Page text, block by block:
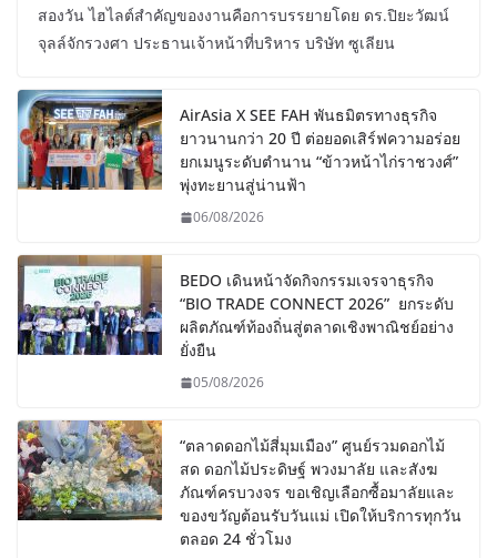
สองวัน ไฮไลต์สำคัญของงานคือการบรรยายโดย ดร.ปิยะวัฒน์
จุลล์จักรวงศา ประธานเจ้าหน้าที่บริหาร บริษัท ซูเลียน
AirAsia X SEE FAH พันธมิตรทางธุรกิจ
ยาวนานกว่า 20 ปี ต่อยอดเสิร์ฟความอร่อย
ยกเมนูระดับตำนาน “ข้าวหน้าไก่ราชวงศ์”
พุ่งทะยานสู่น่านฟ้า
06/08/2026
BEDO เดินหน้าจัดกิจกรรมเจรจาธุรกิจ
“BIO TRADE CONNECT 2026” ยกระดับ
ผลิตภัณฑ์ท้องถิ่นสู่ตลาดเชิงพาณิชย์อย่าง
ยั่งยืน
05/08/2026
“ตลาดดอกไม้สี่มุมเมือง” ศูนย์รวมดอกไม้
สด ดอกไม้ประดิษฐ์ พวงมาลัย และสังฆ
ภัณฑ์ครบวงจร ขอเชิญเลือกซื้อมาลัยและ
ของขวัญต้อนรับวันแม่ เปิดให้บริการทุกวัน
ตลอด 24 ชั่วโมง